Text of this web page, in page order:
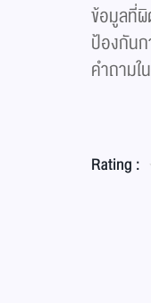
ข้อมูลที่ผิ
ป้องกันก
คำถามใ
Rating :